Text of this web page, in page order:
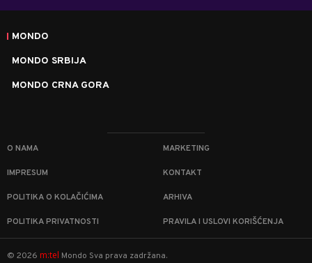
MONDO
MONDO SRBIJA
MONDO CRNA GORA
O NAMA MARKETING
IMPRESUM KONTAKT
POLITIKA O KOLAČIĆIMA ARHIVA
POLITIKA PRIVATNOSTI PRAVILA I USLOVI KORIŠĆENJA
© 2026 m:tel Mondo Sva prava zadržana.